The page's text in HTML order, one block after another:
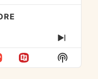
NEXT
Show
Podcast